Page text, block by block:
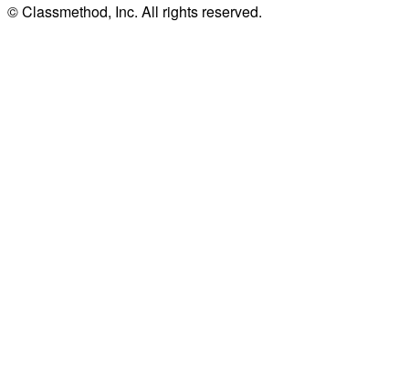
© Classmethod, Inc. All rights reserved.